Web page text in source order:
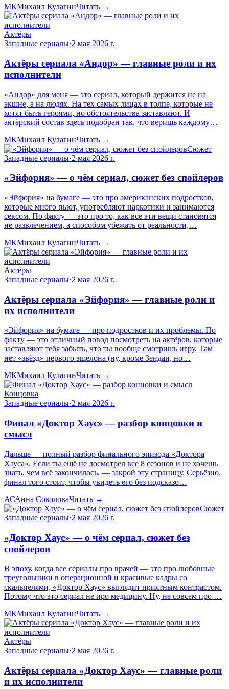
МКМихаил КулагинЧитать →
Актёры
Западные сериалы·2 мая 2026 г.
Актёры сериала «Андор» — главные роли и их
исполнители
«Андор» для меня — это сериал, который держится не на
экшне, а на людях. На тех самых лицах в толпе, которые не
хотят быть героями, но обстоятельства заставляют. И
актёрский состав здесь подобран так, что веришь каждому…
МКМихаил КулагинЧитать →
Сюжет
Западные сериалы·2 мая 2026 г.
«Эйфория» — о чём сериал, сюжет без спойлеров
«Эйфория» на бумаге — это про американских подростков,
которые много пьют, употребляют наркотики и занимаются
сексом. По факту — это про то, как все эти вещи становятся
не развлечением, а способом убежать от реальности,…
МКМихаил КулагинЧитать →
Актёры
Западные сериалы·2 мая 2026 г.
Актёры сериала «Эйфория» — главные роли и
их исполнители
«Эйфория» на бумаге — про подростков и их проблемы. По
факту — это отличный повод посмотреть на актёров, которые
заставляют тебя забыть, что ты вообще смотришь игру. Там
нет «звёзд» первого эшелона (ну, кроме Зендаи, но…
МКМихаил КулагинЧитать →
Концовка
Западные сериалы·2 мая 2026 г.
Финал «Доктор Хаус» — разбор концовки и
смысл
Дальше — полный разбор финального эпизода «Доктора
Хауса». Если ты ещё не досмотрел все 8 сезонов и не хочешь
знать, чем всё закончилось, — закрой эту страницу. Серьёзно,
финал того стоит, чтобы увидеть его без подсказо…
АСАнна СоколоваЧитать →
Сюжет
Западные сериалы·2 мая 2026 г.
«Доктор Хаус» — о чём сериал, сюжет без
спойлеров
В эпоху, когда все сериалы про врачей — это про любовные
треугольники в операционной и красивые кадры со
скальпелями, «Доктор Хаус» выглядит приятным контрастом.
Потому что это сериал не про медицину. Ну, не совсем про …
МКМихаил КулагинЧитать →
Актёры
Западные сериалы·2 мая 2026 г.
Актёры сериала «Доктор Хаус» — главные роли
и их исполнители